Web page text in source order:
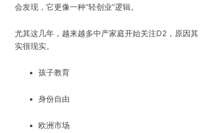
会发现，它更像一种“轻创业”逻辑。
尤其这几年，越来越多中产家庭开始关注D2，原因其
实很现实。
孩子教育
身份自由
欧洲市场